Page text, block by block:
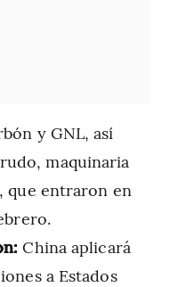
y GNL, así
maquinaria
que entraron en
China aplicará
a Estados